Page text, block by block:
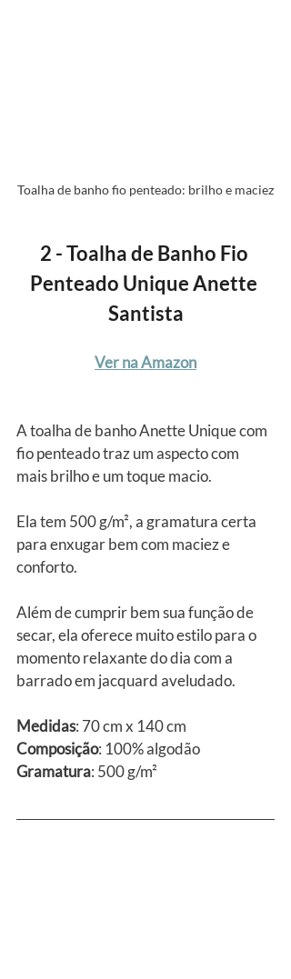
Toalha de banho fio penteado: brilho e maciez
2 - Toalha de Banho Fio
Penteado Unique Anette
Santista
Ver na Amazon
A toalha de banho Anette Unique com
fio penteado traz um aspecto com
mais brilho e um toque macio.
Ela tem 500 g/m², a gramatura certa
para enxugar bem com maciez e
conforto.
Além de cumprir bem sua função de
secar, ela oferece muito estilo para o
momento relaxante do dia com a
barrado em jacquard aveludado.
Medidas: 70 cm x 140 cm
Composição: 100% algodão
Gramatura: 500 g/m²